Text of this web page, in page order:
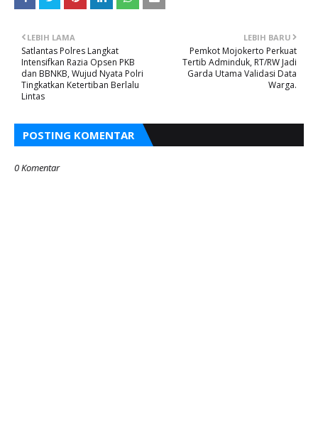
LEBIH BARU
Pemkot Mojokerto Perkuat
Tertib Adminduk, RT/RW Jadi
Garda Utama Validasi Data
Warga.
LEBIH LAMA
Satlantas Polres Langkat
Intensifkan Razia Opsen PKB
dan BBNKB, Wujud Nyata Polri
Tingkatkan Ketertiban Berlalu
Lintas
POSTING KOMENTAR
0 Komentar